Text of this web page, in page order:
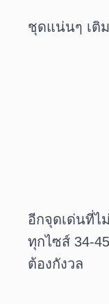
ชุดแน่นๆ เติ
อีกจุดเด่นที่ไ
ทุกไซส์ 34-
ต้องกังวล